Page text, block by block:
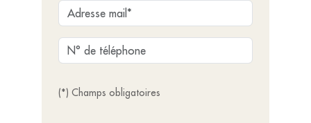
(*) Champs obligatoires